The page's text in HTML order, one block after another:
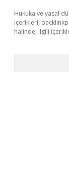
Hukuka ve yasal
içerikleri,
halinde, ilgili